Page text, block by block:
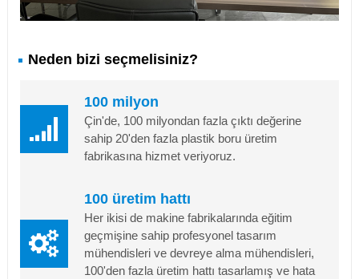
Neden bizi seçmelisiniz?
100 milyon
Çin'de, 100 milyondan fazla çıktı değerine
sahip 20'den fazla plastik boru üretim
fabrikasına hizmet veriyoruz.
100 üretim hattı
Her ikisi de makine fabrikalarında eğitim
geçmişine sahip profesyonel tasarım
mühendisleri ve devreye alma mühendisleri,
100'den fazla üretim hattı tasarlamış ve hata